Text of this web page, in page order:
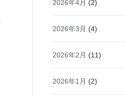
2026年4月 (2)
2026年3月 (4)
2026年2月 (11)
2026年1月 (2)